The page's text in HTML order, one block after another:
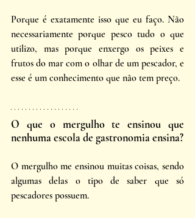
Porque é exatamente isso que eu faço. Não
necessariamente porque pesco tudo o que
utilizo, mas porque enxergo os peixes e
frutos do mar com o olhar de um pescador, e
esse é um conhecimento que não tem preço.
O que o mergulho te ensinou que
nenhuma escola de gastronomia ensina?
O mergulho me ensinou muitas coisas, sendo
algumas delas o tipo de saber que só
pescadores possuem.